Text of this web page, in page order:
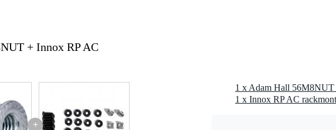
+ Innox RP AC
+
1 x Adam Hall
1 x Innox RP AC